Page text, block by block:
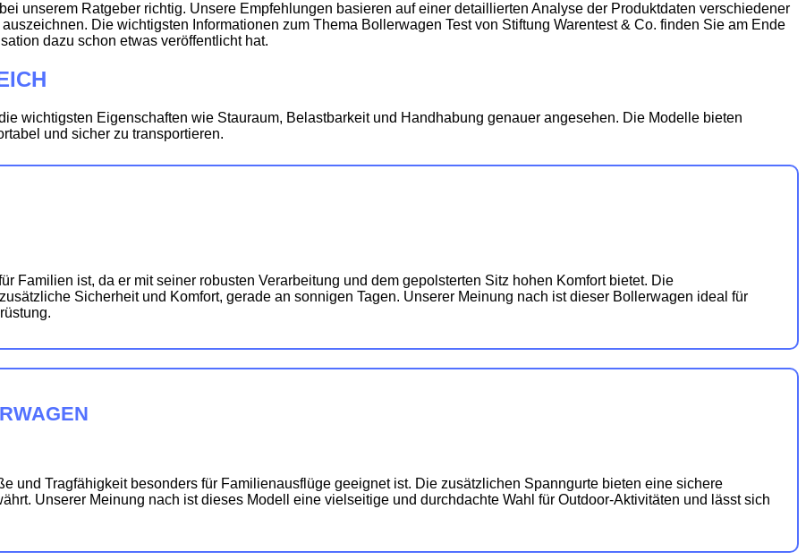
unserem Ratgeber richtig. Unsere Empfehlungen basieren auf einer detaillierten Analyse der Produktdaten verschiedener
Die wichtigsten Informationen zum Thema Bollerwagen Test von Stiftung Warentest & Co. finden Sie am Ende
dazu schon etwas veröffentlicht hat.
wichtigsten Eigenschaften wie Stauraum, Belastbarkeit und Handhabung genauer angesehen. Die Modelle bieten
und sicher zu transportieren.
Familien ist, da er mit seiner robusten Verarbeitung und dem gepolsterten Sitz hohen Komfort bietet. Die
Sicherheit und Komfort, gerade an sonnigen Tagen. Unserer Meinung nach ist dieser Bollerwagen ideal für
und Tragfähigkeit besonders für Familienausflüge geeignet ist. Die zusätzlichen Spanngurte bieten eine sichere
Unserer Meinung nach ist dieses Modell eine vielseitige und durchdachte Wahl für Outdoor-Aktivitäten und lässt sich